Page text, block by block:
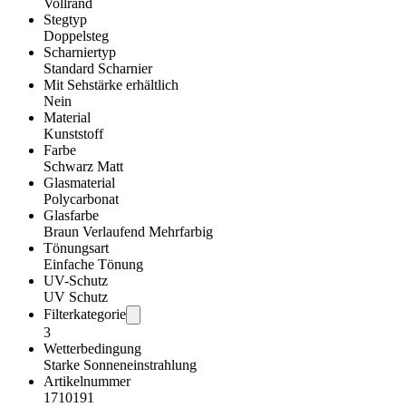
Vollrand
Stegtyp
Doppelsteg
Scharniertyp
Standard Scharnier
Mit Sehstärke erhältlich
Nein
Material
Kunststoff
Farbe
Schwarz Matt
Glasmaterial
Polycarbonat
Glasfarbe
Braun Verlaufend Mehrfarbig
Tönungsart
Einfache Tönung
UV-Schutz
UV Schutz
Filterkategorie
3
Wetterbedingung
Starke Sonneneinstrahlung
Artikelnummer
1710191